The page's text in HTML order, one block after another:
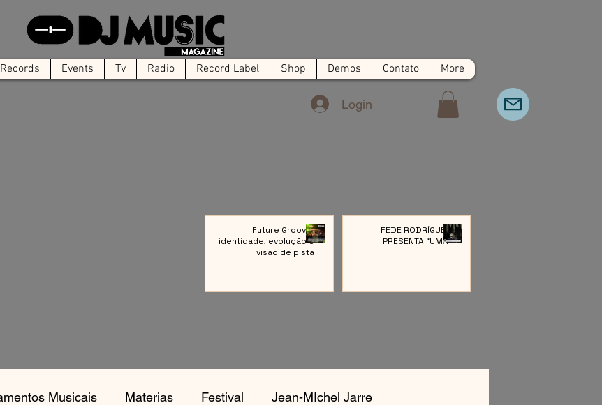
Events Tv Radio Record Label Shop Demos Contato More
Login
Musicais Materias Festival Jean-MIchel Jarre
Future Groove:
identidade, evolução e
visão de pista
FEDE RODRÍGUEZ
PRESENTA “UMA”